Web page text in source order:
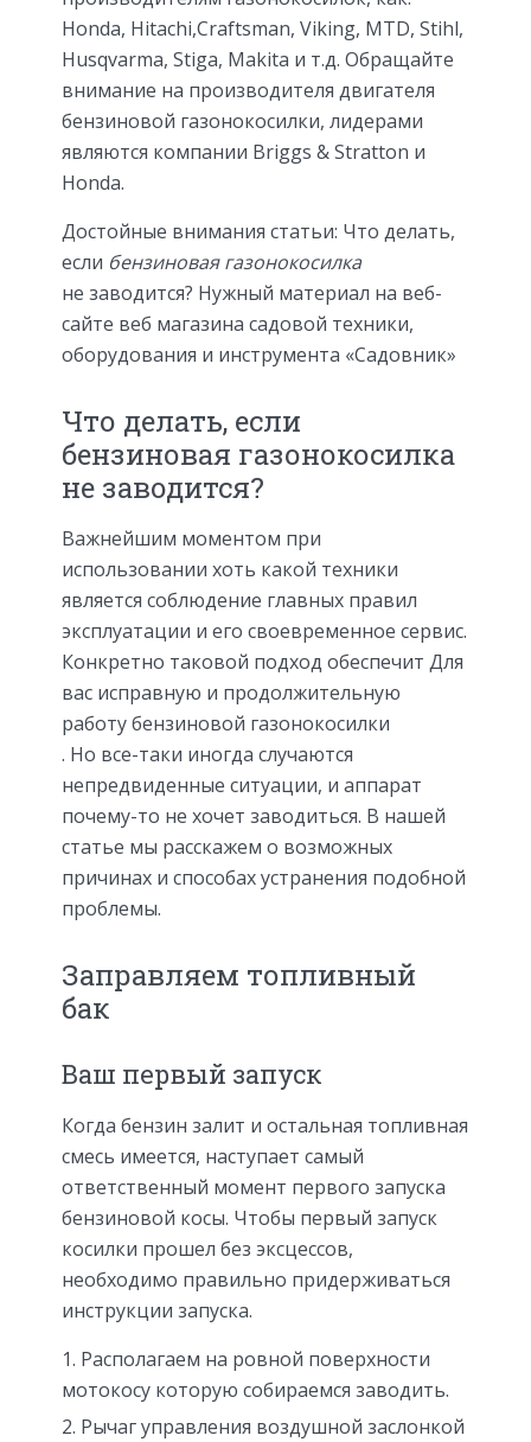
Honda, Hitachi,Craftsman, Viking, MTD, Stihl,
Husqvarma, Stiga, Makita и т.д. Обращайте
внимание на производителя двигателя
бензиновой газонокосилки, лидерами
являются компании Briggs & Stratton и
Honda.
Достойные внимания статьи: Что делать,
если бензиновая газонокосилка
не заводится? Нужный материал на веб-
сайте веб магазина садовой техники,
оборудования и инструмента «Садовник»
Что делать, если
бензиновая газонокосилка
не заводится?
Важнейшим моментом при
использовании хоть какой техники
является соблюдение главных правил
эксплуатации и его своевременное сервис.
Конкретно таковой подход обеспечит Для
вас исправную и продолжительную
работубензиновой газонокосилки
. Но все-таки иногда случаются
непредвиденные ситуации, и аппарат
почему-то не хочет заводиться. В нашей
статье мы расскажем о возможных
причинах и способах устранения подобной
проблемы.
Заправляем топливный
бак
Ваш первый запуск
Когда бензин залит и остальная топливная
смесь имеется, наступает самый
ответственный момент первого запуска
бензиновой косы. Чтобы первый запуск
косилки прошел без эксцессов,
необходимо правильно придерживаться
инструкции запуска.
Располагаем на ровной поверхности
мотокосу которую собираемся заводить.
Рычаг управления воздушной заслонкой